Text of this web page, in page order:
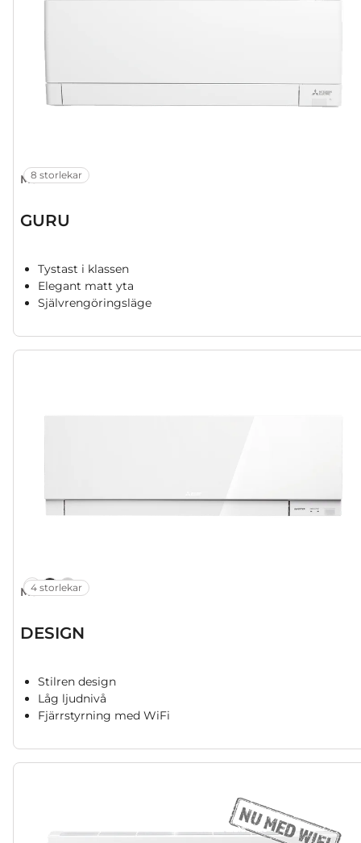
8 storlekar
MSZ-AY
GURU
Tystast i klassen
Elegant matt yta
Självrengöringsläge
4 storlekar
MSZ-EF
DESIGN
Stilren design
Låg ljudnivå
Fjärrstyrning med WiFi